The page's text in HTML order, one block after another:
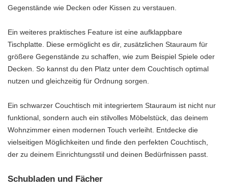
Gegenstände wie Decken oder Kissen zu verstauen.
Ein weiteres praktisches Feature ist eine aufklappbare
Tischplatte. Diese ermöglicht es dir, zusätzlichen Stauraum für
größere Gegenstände zu schaffen, wie zum Beispiel Spiele oder
Decken. So kannst du den Platz unter dem Couchtisch optimal
nutzen und gleichzeitig für Ordnung sorgen.
Ein schwarzer Couchtisch mit integriertem Stauraum ist nicht nur
funktional, sondern auch ein stilvolles Möbelstück, das deinem
Wohnzimmer einen modernen Touch verleiht. Entdecke die
vielseitigen Möglichkeiten und finde den perfekten Couchtisch,
der zu deinem Einrichtungsstil und deinen Bedürfnissen passt.
Schubladen und Fächer